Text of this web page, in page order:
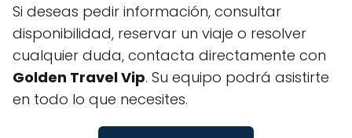
Si deseas pedir información, consultar
disponibilidad, reservar un viaje o resolver
cualquier duda, contacta directamente con
Golden Travel Vip. Su equipo podrá asistirte
en todo lo que necesites.